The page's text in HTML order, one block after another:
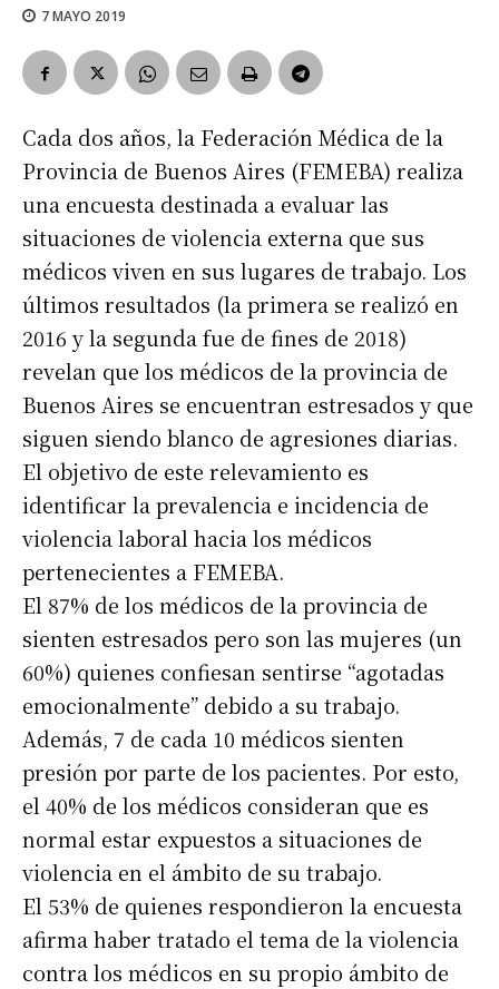
7 MAYO 2019
Cada dos años, la Federación Médica de la
Provincia de Buenos Aires (FEMEBA) realiza
una encuesta destinada a evaluar las
situaciones de violencia externa que sus
médicos viven en sus lugares de trabajo. Los
últimos resultados (la primera se realizó en
2016 y la segunda fue de fines de 2018)
revelan que los médicos de la provincia de
Buenos Aires se encuentran estresados y que
siguen siendo blanco de agresiones diarias.
El objetivo de este relevamiento es
identificar la prevalencia e incidencia de
violencia laboral hacia los médicos
pertenecientes a FEMEBA.
El 87% de los médicos de la provincia de
sienten estresados pero son las mujeres (un
60%) quienes confiesan sentirse “agotadas
emocionalmente” debido a su trabajo.
Además, 7 de cada 10 médicos sienten
presión por parte de los pacientes. Por esto,
el 40% de los médicos consideran que es
normal estar expuestos a situaciones de
violencia en el ámbito de su trabajo.
El 53% de quienes respondieron la encuesta
afirma haber tratado el tema de la violencia
contra los médicos en su propio ámbito de